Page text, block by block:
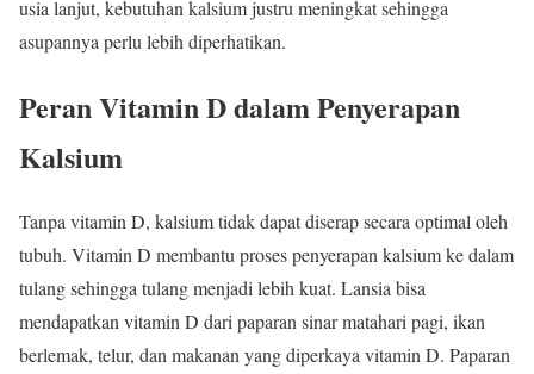
usia lanjut, kebutuhan kalsium justru meningkat sehingga
asupannya perlu lebih diperhatikan.
Peran Vitamin D dalam Penyerapan
Kalsium
Tanpa vitamin D, kalsium tidak dapat diserap secara optimal oleh
tubuh. Vitamin D membantu proses penyerapan kalsium ke dalam
tulang sehingga tulang menjadi lebih kuat. Lansia bisa
mendapatkan vitamin D dari paparan sinar matahari pagi, ikan
berlemak, telur, dan makanan yang diperkaya vitamin D. Paparan